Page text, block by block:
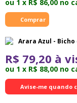
ou 1 x R$ 86,00 no
Arara Azul - Bicho
R$ 79,20 à
ou 1 x R$ 88,00 no
Avise-me quando